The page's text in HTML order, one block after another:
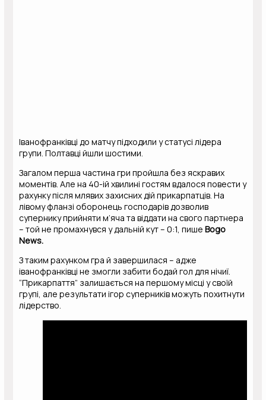
Іванофранківці до матчу підходили у статусі лідера
групи. Полтавці йшли шостими.
Загалом перша частина гри пройшла без яскравих
моментів. Але на 40-ій хвилині гостям вдалося повести у
рахунку після млявих захисних дій прикарпатців. На
лівому фланзі оборонець господарів дозволив
супернику прийняти м’яча та віддати на свого партнера
– той не промахнувся у дальній кут – 0:1, пишеBogo
News.
З таким рахунком гра й завершилася – адже
іванофранківці не змогли забити бодай гол для нічиї.
“Прикарпаття” залишається на першому місці у своїй
групі, але результати ігор суперників можуть похитнути
лідерство.